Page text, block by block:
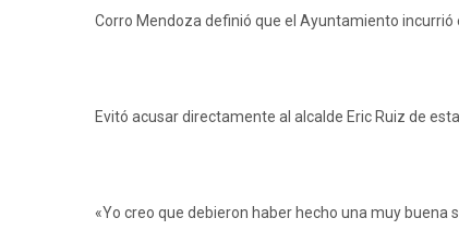
Corro Mendoza definió que el Ayuntamiento incurrió
Evitó acusar directamente al alcalde Eric Ruiz de
«Yo creo que debieron haber hecho una muy buena